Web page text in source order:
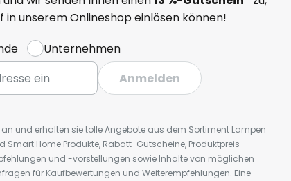
in unserem Onlineshop einlösen können!
Unternehmen
Anmelden
und erhalten sie tolle Angebote aus dem Sortiment Lampen
Home Produkte, Rabatt-Gutscheine, Produktpreis-
und -vorstellungen sowie Inhalte von möglichen
für Kaufbewertungen und Weiterempfehlungen. Eine